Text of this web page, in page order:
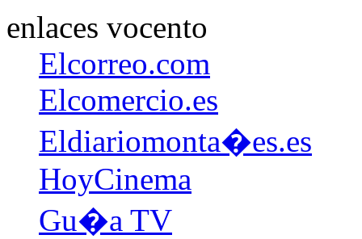
enlaces vocento
Elcorreo.com
Elcomercio.es
Eldiariomonta�es.es
HoyCinema
Gu�a TV